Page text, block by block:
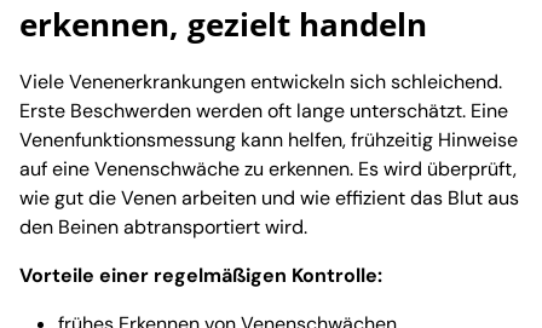
erkennen, gezielt handeln
Viele Venenerkrankungen entwickeln sich schleichend.
Erste Beschwerden werden oft lange unterschätzt. Eine
Venenfunktionsmessung kann helfen, frühzeitig Hinweise
auf eine Venenschwäche zu erkennen. Es wird überprüft,
wie gut die Venen arbeiten und wie effizient das Blut aus
den Beinen abtransportiert wird.
Vorteile einer regelmäßigen Kontrolle: